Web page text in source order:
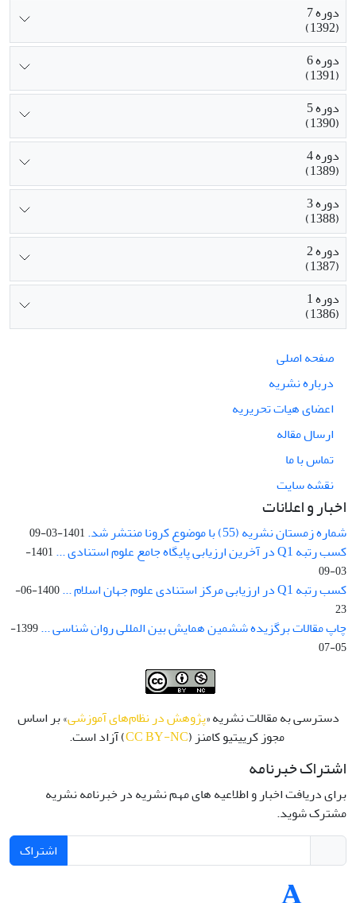
دوره 7
(1392)
دوره 6
(1391)
دوره 5
(1390)
دوره 4
(1389)
دوره 3
(1388)
دوره 2
(1387)
دوره 1
(1386)
صفحه اصلی
درباره نشریه
اعضای هیات تحریریه
ارسال مقاله
تماس با ما
نقشه سایت
اخبار و اعلانات
شماره زمستان نشریه (55) با موضوع کرونا منتشر شد. 1401-03-09
کسب رتبه Q1 در آخرین ارزیابی پایگاه جامع علوم استنادی ...
1401-
03-09
کسب رتبه Q1 در ارزیابی مرکز استنادی علوم جهان اسلام ...
1400-06-
23
چاپ مقالات برگزیده ششمین همایش بین المللی روان شناسی ...
1399-
05-07
دسترسی به مقالات نشریه «پژوهش در نظام‌های آموزشی» بر اساس
مجوز کرییتیو کامنز (CC BY-NC) آزاد است.
اشتراک خبرنامه
برای دریافت اخبار و اطلاعیه های مهم نشریه در خبرنامه نشریه
مشترک شوید.
اشتراک